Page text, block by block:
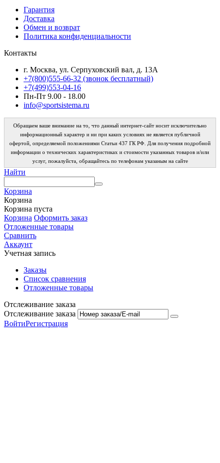
Гарантия
Доставка
Обмен и возврат
Политика конфиденциальности
Контакты
г. Москва, ул. Серпуховский вал, д. 13А
+7(800)555-66-32 (звонок бесплатный)
+7(499)553-04-16
Пн-Пт 9.00 - 18.00
info@sportsistema.ru
Обращаем ваше внимание на то, что данный интернет-сайт носит исключительно
информационный характер и ни при каких условиях не является публичной
офертой, определяемой положениями Статьи 437 ГК РФ. Для получения подробной
информации о технических характеристиках и стоимости указанных товаров и/или
услуг, пожалуйста, обращайтесь по телефонам указаным на сайте
Найти
Корзина
Корзина
Корзина пуста
Корзина Оформить заказ
Отложенные товары
Сравнить
Аккаунт
Учетная запись
Заказы
Список сравнения
Отложенные товары
Отслеживание заказа
Отслеживание заказа
ВойтиРегистрация